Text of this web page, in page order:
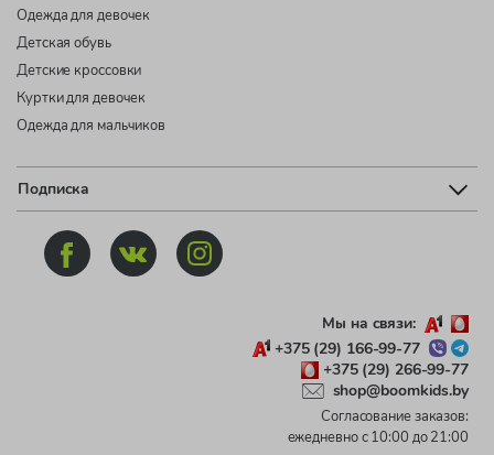
Одежда для девочек
Детская обувь
Детские кроссовки
Куртки для девочек
Одежда для мальчиков
Подписка
Мы на связи:
+375 (29) 166-99-77
+375 (29) 266-99-77
shop@boomkids.by
Согласование заказов:
ежедневно с 10:00 до 21:00